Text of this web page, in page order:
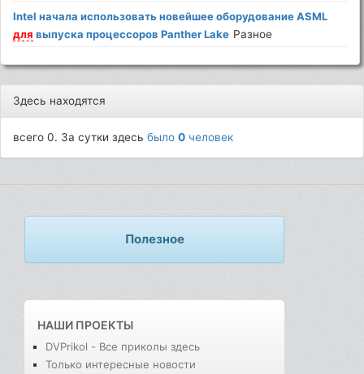
Intel начала использовать новейшее оборудование ASML
для выпуска процессоров Panther Lake Разное
Здесь находятся
всего 0. За сутки здесьбыло0 человек
Полезное
НАШИ ПРОЕКТЫ
DVPrikol - Все приколы здесь
Только интересные новости